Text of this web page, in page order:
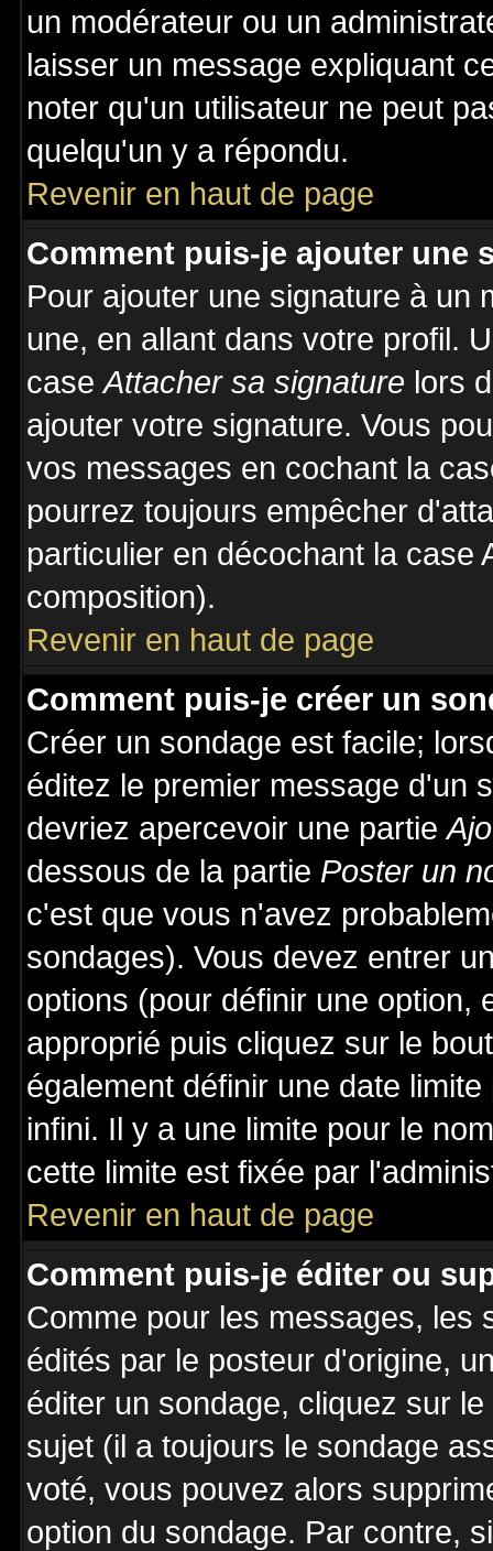
un modérateur ou un
laisser un message expliquant
noter qu'un utilisateur ne peut
quelqu'un y a répondu.
Revenir en haut de page
Comment puis-je ajouter une
Pour ajouter une signature à un
une, en allant dans votre profil.
caseAttacher sa signature lors
ajouter votre signature. Vous
vos messages en cochant la
pourrez toujours empêcher
particulier en décochant la case
composition).
Revenir en haut de page
Comment puis-je créer un
Créer un sondage est facile;
éditez le premier message d'un
devriez apercevoir une partie
dessous de la partie Poster un
c'est que vous n'avez
sondages). Vous devez entrer
options (pour définir une option,
approprié puis cliquez sur le
également définir une date
infini. Il y a une limite pour le
cette limite est fixée par
Revenir en haut de page
Comment puis-je éditer ou
Comme pour les messages, les
édités par le posteur d'origine,
éditer un sondage, cliquez sur
sujet (il a toujours le sondage
voté, vous pouvez alors
option du sondage. Par contre,